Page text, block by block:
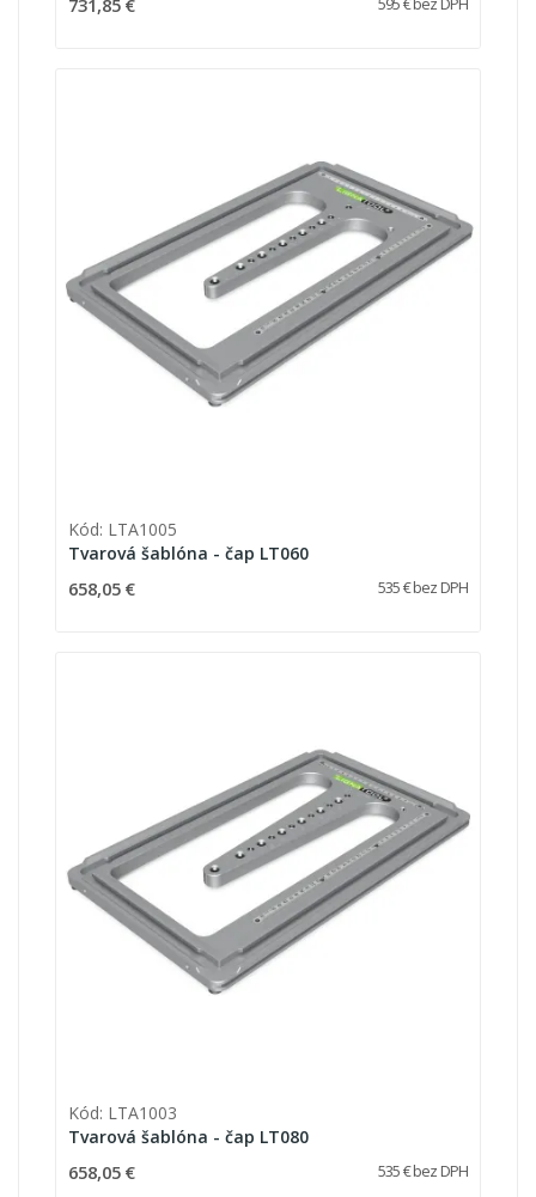
Kód: LTA1005
Tvarová šablóna - čap LT060
658,05 € 535 € bez DPH
Kód: LTA1003
Tvarová šablóna - čap LT080
658,05 € 535 € bez DPH